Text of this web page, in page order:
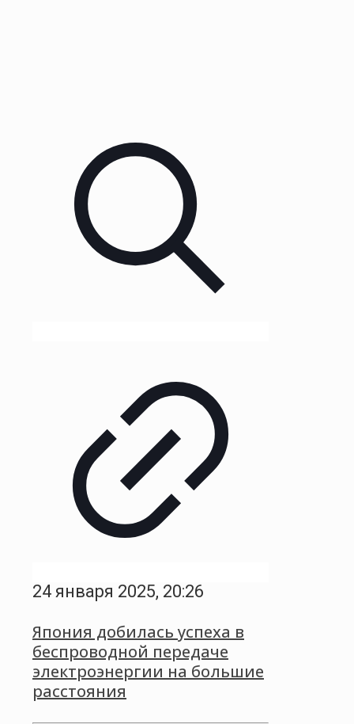
24 января 2025, 20:26
Япония добилась успеха в
беспроводной передаче
электроэнергии на большие
расстояния